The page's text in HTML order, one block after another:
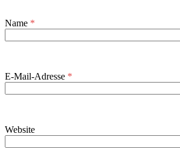
Name *
E-Mail-Adresse *
Website